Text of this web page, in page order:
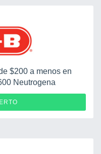
$200 a menos en
Neutrogena
NEUTROGENA200